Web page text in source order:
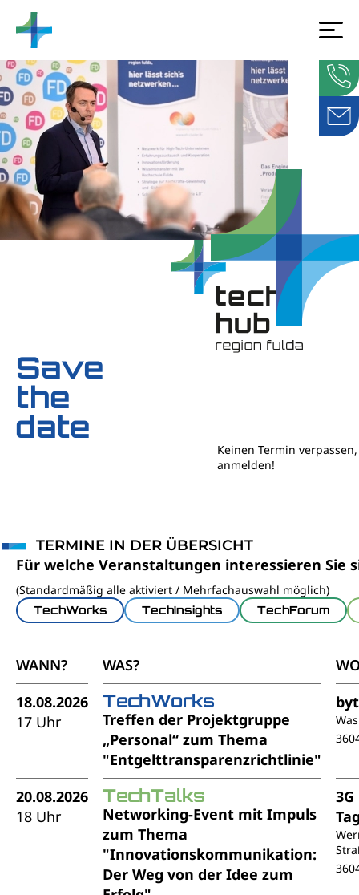
Save
the
date
Keinen Termin
anmelden!
Für welche Veranstaltungen interessieren Sie
(Standardmäßig alle aktiviert / Mehrfachauswahl möglich)
TechWorks TechInsights TechForum
TERMINE IN DER ÜBERSICHT
WANN? WAS?
18.08.2026
17 Uhr
TechWorks
Treffen der Projektgruppe
„Personal“ zum Thema
"Entgelttransparenzrichtlinie"
20.08.2026
18 Uhr
TechTalks
Networking-Event mit Impuls
zum Thema
"Innovationskommunikation:
Der Weg von der Idee zum
3G